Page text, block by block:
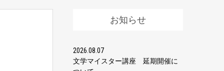
お知らせ
2026.08.07
文学マイスター講座 延期開催に